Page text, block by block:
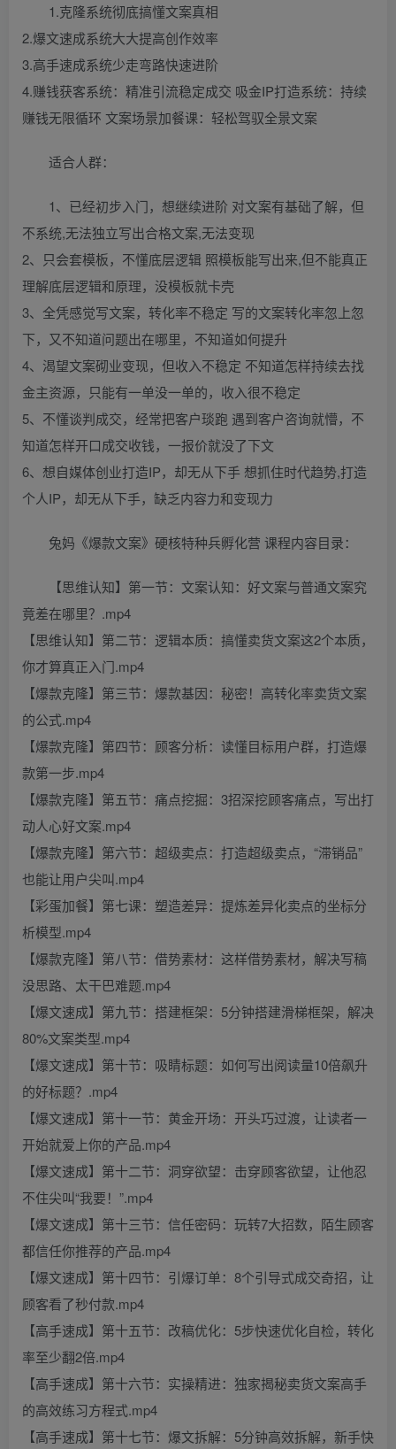
1.克隆系统彻底搞懂文案真相
2.爆文速成系统大大提高创作效率
3.高手速成系统少走弯路快速进阶
4.赚钱获客系统：精准引流稳定成交 吸金IP打造系统：持续
赚钱无限循环 文案场景加餐课：轻松驾驭全景文案
适合人群：
1、已经初步入门，想继续进阶 对文案有基础了解，但
不系统,无法独立写出合格文案,无法变现
2、只会套模板，不懂底层逻辑 照模板能写出来,但不能真正
理解底层逻辑和原理，没模板就卡壳
3、全凭感觉写文案，转化率不稳定 写的文案转化率忽上忽
下，又不知道问题出在哪里，不知道如何提升
4、渴望文案砌业变现，但收入不稳定 不知道怎样持续去找
金主资源，只能有一单没一单的，收入很不稳定
5、不懂谈判成交，经常把客户琰跑 遇到客户咨询就懵，不
知道怎样开口成交收钱，一报价就没了下文
6、想自媒体创业打造IP，却无从下手 想抓住时代趋势,打造
个人IP，却无从下手，缺乏内容力和变现力
兔妈《爆款文案》硬核特种兵孵化营 课程内容目录：
【思维认知】第一节：文案认知：好文案与普通文案究
竟差在哪里？.mp4
【思维认知】第二节：逻辑本质：搞懂卖货文案这2个本质，
你才算真正入门.mp4
【爆款克隆】第三节：爆款基因：秘密！高转化率卖货文案
的公式.mp4
【爆款克隆】第四节：顾客分析：读懂目标用户群，打造爆
款第一步.mp4
【爆款克隆】第五节：痛点挖掘：3招深挖顾客痛点，写出打
动人心好文案.mp4
【爆款克隆】第六节：超级卖点：打造超级卖点，“滞销品”
也能让用户尖叫.mp4
【彩蛋加餐】第七课：塑造差异：提炼差异化卖点的坐标分
析模型.mp4
【爆款克隆】第八节：借势素材：这样借势素材，解决写稿
没思路、太干巴难题.mp4
【爆文速成】第九节：搭建框架：5分钟搭建滑梯框架，解决
80%文案类型.mp4
【爆文速成】第十节：吸睛标题：如何写出阅读量10倍飙升
的好标题？.mp4
【爆文速成】第十一节：黄金开场：开头巧过渡，让读者一
开始就爱上你的产品.mp4
【爆文速成】第十二节：洞穿欲望：击穿顾客欲望，让他忍
不住尖叫“我要！”.mp4
【爆文速成】第十三节：信任密码：玩转7大招数，陌生顾客
都信任你推荐的产品.mp4
【爆文速成】第十四节：引爆订单：8个引导式成交奇招，让
顾客看了秒付款.mp4
【高手速成】第十五节：改稿优化：5步快速优化自检，转化
率至少翻2倍.mp4
【高手速成】第十六节：实操精进：独家揭秘卖货文案高手
的高效练习方程式.mp4
【高手速成】第十七节：爆文拆解：5分钟高效拆解，新手快